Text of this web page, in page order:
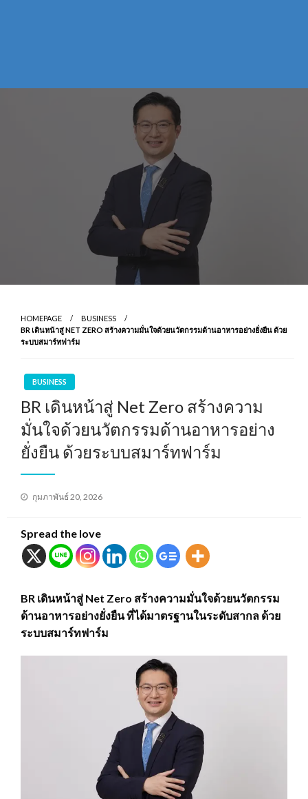
HOMEPAGE
BUSINESS
BR เดินหน้าสู่ NET ZERO สร้างความมั่นใจด้วยนวัตกรรมด้านอาหารอย่างยั่งยืน ด้วย
ระบบสมาร์ทฟาร์ม
BUSINESS
BR เดินหน้าสู่ Net Zero สร้างความ
มั่นใจด้วยนวัตกรรมด้านอาหารอย่าง
ยั่งยืน ด้วยระบบสมาร์ทฟาร์ม
Posted
กุมภาพันธ์ 20, 2026
Spread the love
BR เดินหน้าสู่ Net Zero สร้างความมั่นใจด้วยนวัตกรรม
ด้านอาหารอย่างยั่งยืน ที่ได้มาตรฐานในระดับสากล ด้วย
ระบบสมาร์ทฟาร์ม